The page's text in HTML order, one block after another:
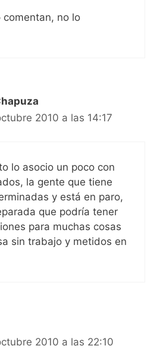
comentan, no lo
2010 a las 14:17
lo asocio un poco con
la gente que tiene
y está en paro,
que podría tener
para muchas cosas
sin trabajo y metidos en
2010 a las 22:10